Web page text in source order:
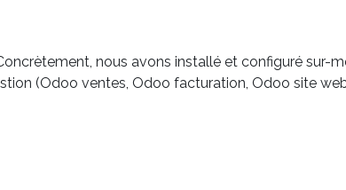
nous avons installé et configuré sur-
(Odoo ventes, Odoo facturation, Odoo site